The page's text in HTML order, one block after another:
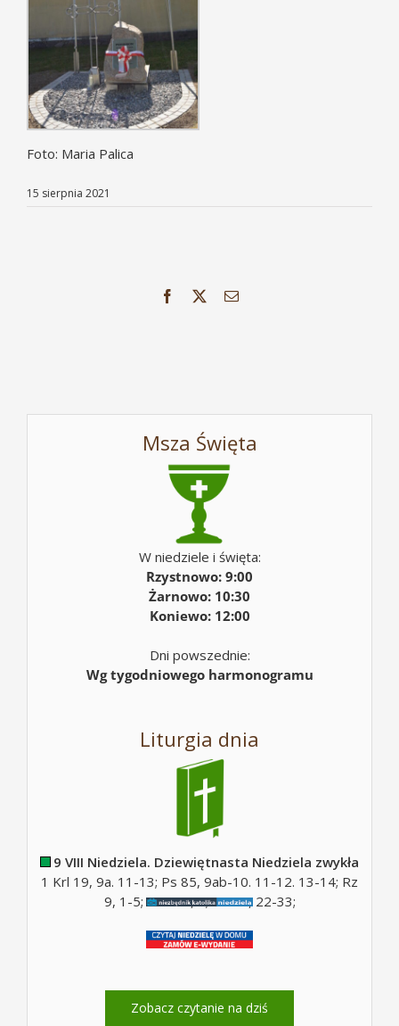
Foto: Maria Palica
15 sierpnia 2021
Facebook Email
Msza Święta
W niedziele i święta:
Rzystnowo: 9:00
Żarnowo: 10:30
Koniewo: 12:00
Dni powszednie:
Wg tygodniowego harmonogramu
Liturgia dnia
9 VIII Niedziela. Dziewiętnasta Niedziela zwykła
1 Krl 19, 9a. 11-13; Ps 85, 9ab-10. 11-12. 13-14; Rz
9, 1-5; Ps 130, 5; Mt 14, 22-33;
Zobacz czytanie na dziś